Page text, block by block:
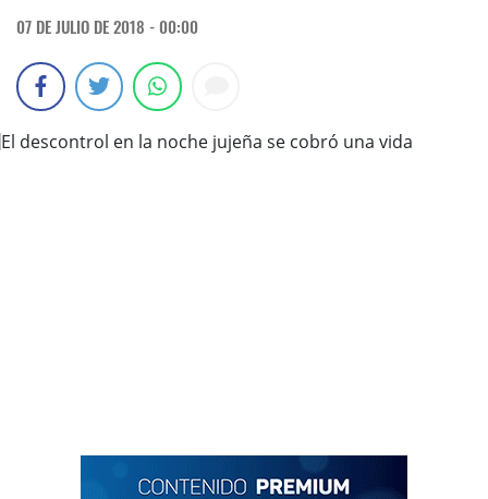
07 DE JULIO DE 2018 - 00:00